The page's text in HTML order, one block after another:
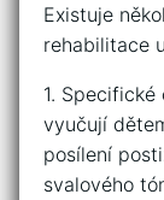
Existuje
rehabilitace
1.
‌vyučují‍
posílení⁤
svalového